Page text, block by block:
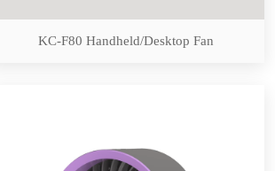
KC-F80 Handheld/Desktop Fan